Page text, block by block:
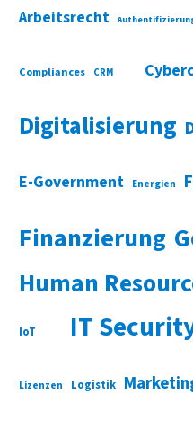
Arbeitsrecht
Compliances CRM
Digitalisierung
E-Government Energien
Finanzierung
Human
IoT IT
Lizenzen Logistik